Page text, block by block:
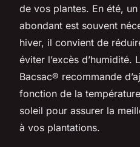
de vos plantes. En été,
abondant est souvent
hiver, il convient de
éviter l’excès d’humidité.
Bacsac® recommande
fonction de la
soleil pour assurer la
à vos plantations.